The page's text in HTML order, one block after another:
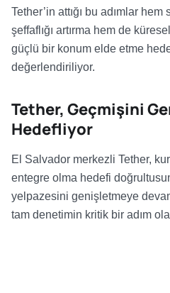
Tether’in attığı bu adımlar
şeffaflığı artırma hem de
güçlü bir konum elde etme
değerlendiriliyor.
Tether, Geçmişini
Hedefliyor
El Salvador merkezli Tether,
entegre olma hedefi
yelpazesini genişletmeye
tam denetimin kritik bir adım